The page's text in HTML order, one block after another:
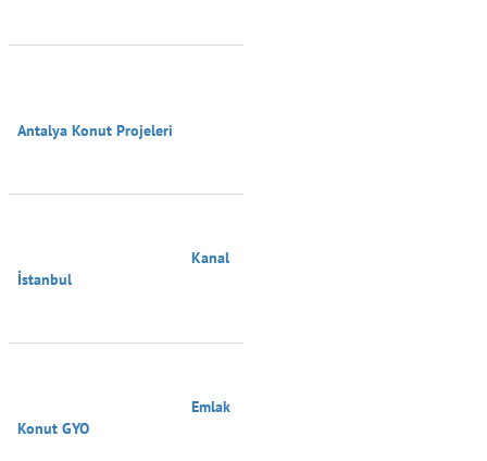
Antalya Konut Projeleri
İstanbul
Konut GYO